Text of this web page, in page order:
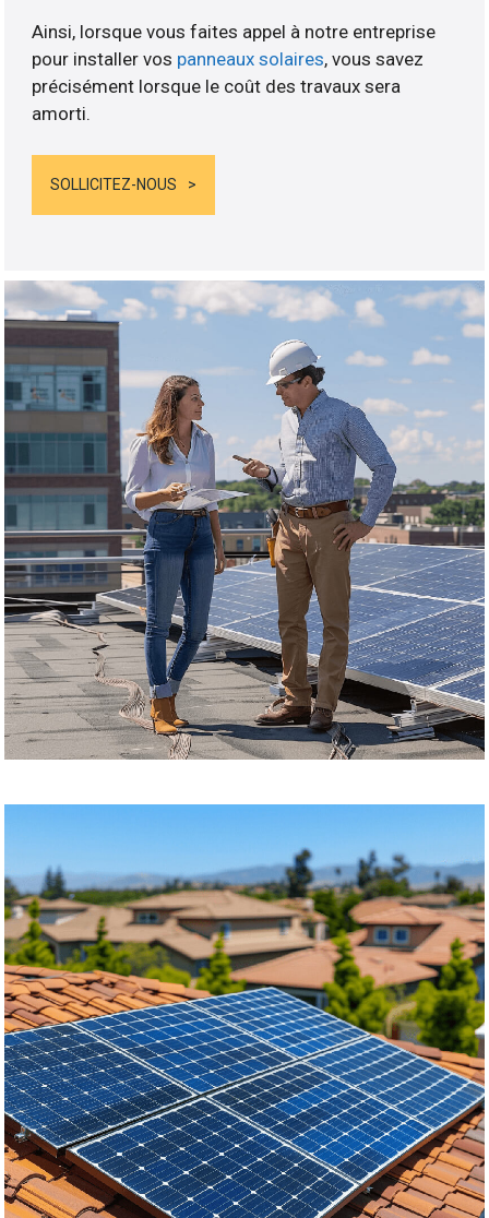
Ainsi, lorsque vous faites appel à notre entreprise
pour installer vos panneaux solaires, vous savez
précisément lorsque le coût des travaux sera
amorti.
SOLLICITEZ-NOUS